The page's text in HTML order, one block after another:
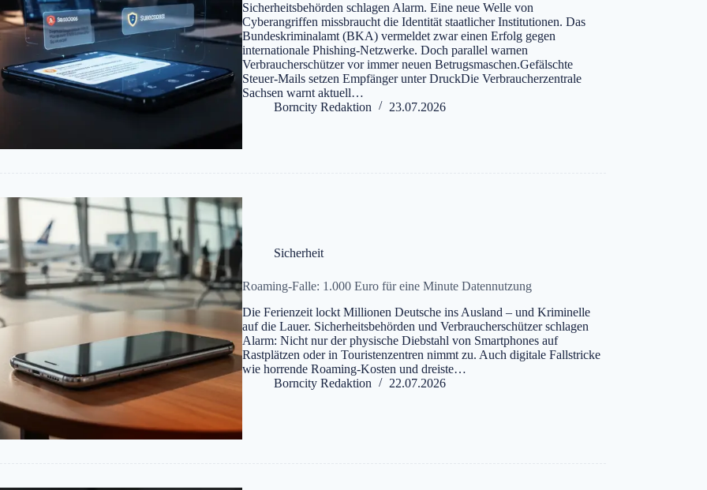
Sicherheitsbehörden schlagen Alarm. Eine neue Welle von
Cyberangriffen missbraucht die Identität staatlicher Institutionen. Das
Bundeskriminalamt (BKA) vermeldet zwar einen Erfolg gegen
internationale Phishing-Netzwerke. Doch parallel warnen
Verbraucherschützer vor immer neuen Betrugsmaschen.Gefälschte
Steuer-Mails setzen Empfänger unter DruckDie Verbraucherzentrale
Sachsen warnt aktuell…
Borncity Redaktion
23.07.2026
Sicherheit
Roaming-Falle: 1.000 Euro für eine Minute Datennutzung
Die Ferienzeit lockt Millionen Deutsche ins Ausland – und Kriminelle
auf die Lauer. Sicherheitsbehörden und Verbraucherschützer schlagen
Alarm: Nicht nur der physische Diebstahl von Smartphones auf
Rastplätzen oder in Touristenzentren nimmt zu. Auch digitale Fallstricke
wie horrende Roaming-Kosten und dreiste…
Borncity Redaktion
22.07.2026